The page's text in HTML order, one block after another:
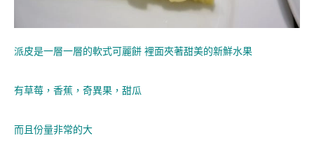
派皮是一層一層的軟式可麗餅 裡面夾著甜美的新鮮水果
有草莓，香蕉，奇異果，甜瓜
而且份量非常的大